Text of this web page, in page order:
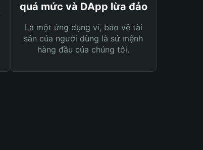
quá mức và DApp lừa đảo
Là một ứng dụng ví, bảo vệ tài
sản của người dùng là sứ mệnh
hàng đầu của chúng tôi.